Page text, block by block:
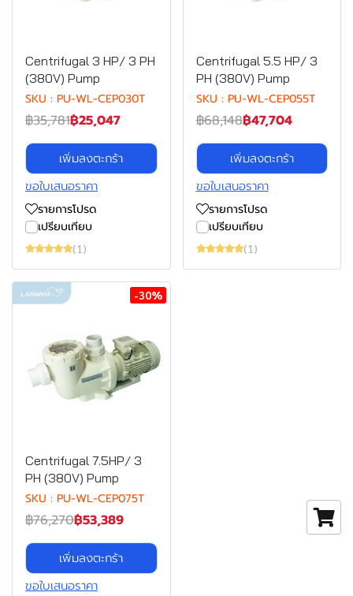
Centrifugal 3 HP/ 3 PH
(380V) Pump
SKU : PU-WL-CEP030T
฿35,781฿25,047
เพิ่มลงตะกร้า
ขอใบเสนอราคา
รายการโปรด
เปรียบเทียบ
(1)
Centrifugal 5.5 HP/ 3
PH (380V) Pump
SKU : PU-WL-CEP055T
฿68,148฿47,704
เพิ่มลงตะกร้า
ขอใบเสนอราคา
รายการโปรด
เปรียบเทียบ
(1)
-30%
Centrifugal 7.5HP/ 3
PH (380V) Pump
SKU : PU-WL-CEP075T
฿76,270฿53,389
เพิ่มลงตะกร้า
ขอใบเสนอราคา